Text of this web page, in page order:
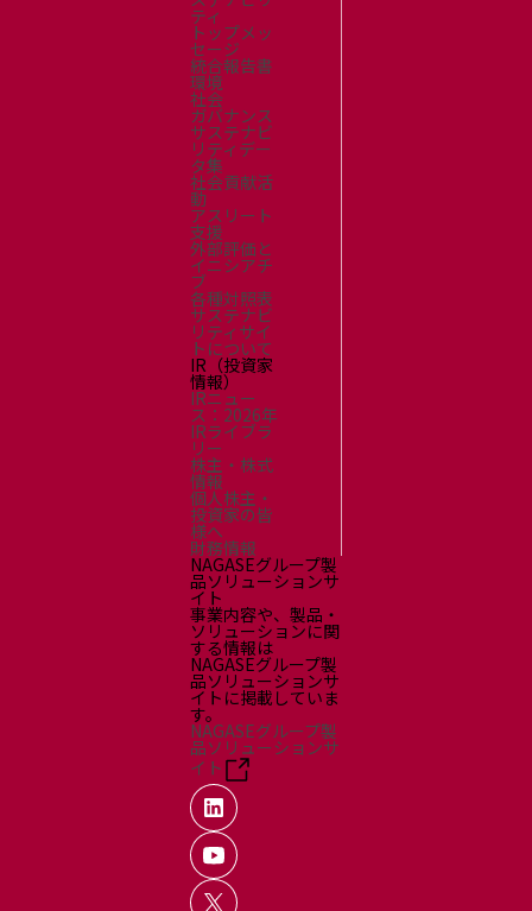
ティ
トップメッ
セージ
統合報告書
環境
社会
ガバナンス
サステナビ
リティデー
タ集
社会貢献活
動
アスリート
支援
外部評価と
イニシアチ
ブ
各種対照表
サステナビ
リティサイ
トについて
IR（投資家
情報）
IRニュー
ス：2026年
IRライブラ
リー
株主・株式
情報
個人株主・
投資家の皆
様へ
財務情報
NAGASEグループ製
品ソリューションサ
イト
事業内容や、製品・
ソリューションに関
する情報は
NAGASEグループ製
品ソリューションサ
イトに掲載していま
す。
NAGASEグループ製
品ソリューションサ
イト